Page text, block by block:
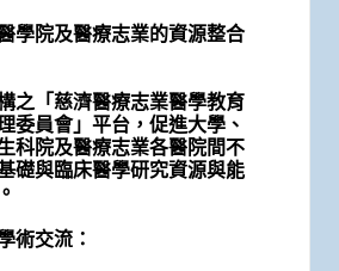
學院及醫療志業的資源整合
之「慈濟醫療志業醫學教育
委員會」平台，促進大學、
科院及醫療志業各醫院間不
礎與臨床醫學研究資源與能
術交流：